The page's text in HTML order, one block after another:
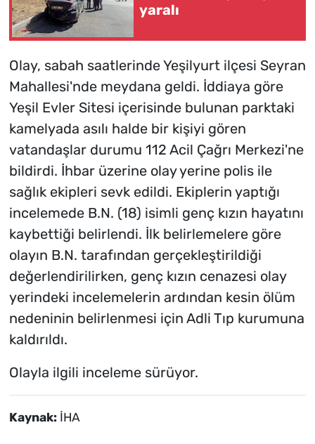
yaralı
Olay, sabah saatlerinde Yeşilyurt ilçesi Seyran
Mahallesi'nde meydana geldi. İddiaya göre
Yeşil Evler Sitesi içerisinde bulunan parktaki
kamelyada asılı halde bir kişiyi gören
vatandaşlar durumu 112 Acil Çağrı Merkezi'ne
bildirdi. İhbar üzerine olay yerine polis ile
sağlık ekipleri sevk edildi. Ekiplerin yaptığı
incelemede B.N. (18) isimli genç kızın hayatını
kaybettiği belirlendi. İlk belirlemelere göre
olayın B.N. tarafından gerçekleştirildiği
değerlendirilirken, genç kızın cenazesi olay
yerindeki incelemelerin ardından kesin ölüm
nedeninin belirlenmesi için Adli Tıp kurumuna
kaldırıldı.
Olayla ilgili inceleme sürüyor.
Kaynak: İHA